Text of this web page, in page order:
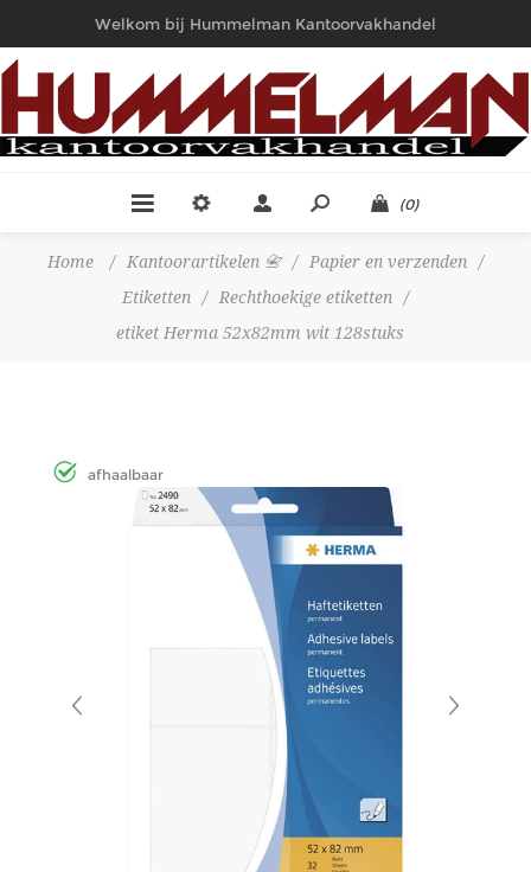
Welkom bij Hummelman Kantoorvakhandel
(0)
Home / Kantoorartikelen 📇 / Papier en verzenden
/
Etiketten
/ Rechthoekige etiketten
/
etiket Herma 52x82mm wit 128stuks
afhaalbaar